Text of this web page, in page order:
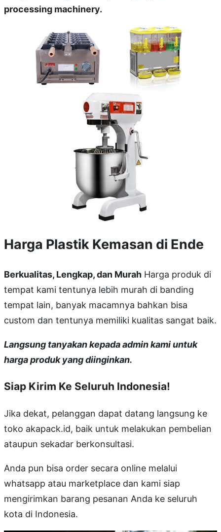
processing machinery.
Harga Plastik Kemasan di Ende
Berkualitas, Lengkap, dan Murah Harga produk di
tempat kami tentunya lebih murah di banding
tempat lain, banyak macamnya bahkan bisa
custom dan tentunya memiliki kualitas sangat baik.
Langsung tanyakan kepada admin kami untuk
harga produk yang diinginkan.
Siap Kirim Ke Seluruh Indonesia!
Jika dekat, pelanggan dapat datang langsung ke
toko akapack.id, baik untuk melakukan pembelian
ataupun sekadar berkonsultasi.
Anda pun bisa order secara online melalui
whatsapp atau marketplace dan kami siap
mengirimkan barang pesanan Anda ke seluruh
kota di Indonesia.